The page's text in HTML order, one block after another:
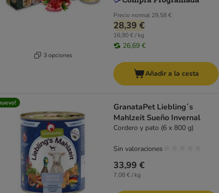
3 opciones
Precio normal 29,58 €
28,39 €
16,90 € / kg
26,69 €
Añadir a la cesta
GranataPet Liebling´s
Mahlzeit Sueño Invernal
Cordero y pato (6 x 800 g)
33,99 €
7,08 € / kg
Sin valoraciones